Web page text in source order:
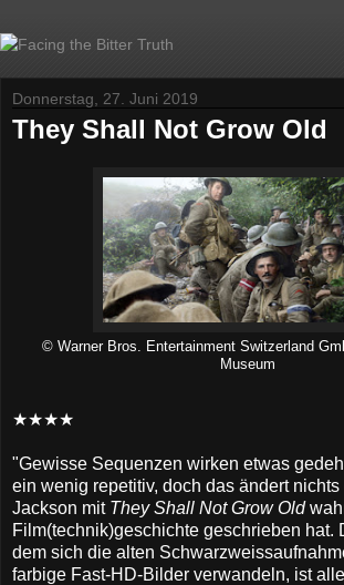
Donnerstag, 27. Juni 2019
They Shall Not Grow Old
© Warner Bros. Entertainment Switzerland
Museum
★★★★
"Gewisse Sequenzen wirken etwas
ein wenig repetitiv, doch das ändert
Jackson mit They Shall Not Grow Old
Film(technik)geschichte geschrieben hat.
dem sich die alten
farbige Fast-HD-Bilder verwandeln, ist